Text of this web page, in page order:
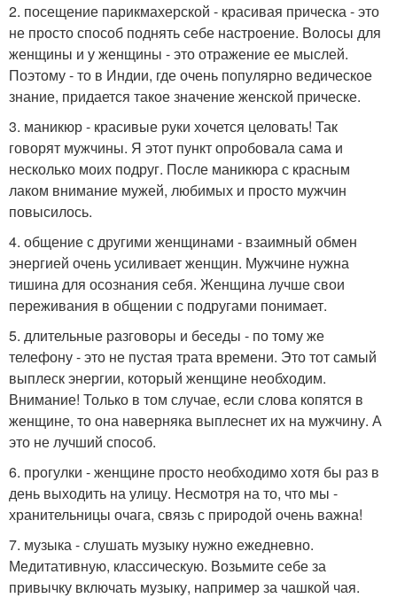
2. посещение парикмахерской - красивая прическа - это
не просто способ поднять себе настроение. Волосы для
женщины и у женщины - это отражение ее мыслей.
Поэтому - то в Индии, где очень популярно ведическое
знание, придается такое значение женской прическе.
3. маникюр - красивые руки хочется целовать! Так
говорят мужчины. Я этот пункт опробовала сама и
несколько моих подруг. После маникюра с красным
лаком внимание мужей, любимых и просто мужчин
повысилось.
4. общение с другими женщинами - взаимный обмен
энергией очень усиливает женщин. Мужчине нужна
тишина для осознания себя. Женщина лучше свои
переживания в общении с подругами понимает.
5. длительные разговоры и беседы - по тому же
телефону - это не пустая трата времени. Это тот самый
выплеск энергии, который женщине необходим.
Внимание! Только в том случае, если слова копятся в
женщине, то она наверняка выплеснет их на мужчину. А
это не лучший способ.
6. прогулки - женщине просто необходимо хотя бы раз в
день выходить на улицу. Несмотря на то, что мы -
хранительницы очага, связь с природой очень важна!
7. музыка - слушать музыку нужно ежедневно.
Медитативную, классическую. Возьмите себе за
привычку включать музыку, например за чашкой чая.